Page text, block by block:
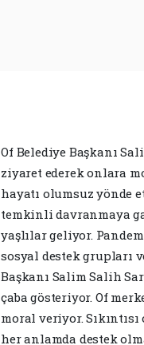
Of Belediye Başkanı
ziyaret ederek onlara
hayatı olumsuz yönde
temkinli davranmaya
yaşlılar geliyor.
sosyal destek grupları
Başkanı Salim Salih
çaba gösteriyor. Of
moral veriyor.
her anlamda destek